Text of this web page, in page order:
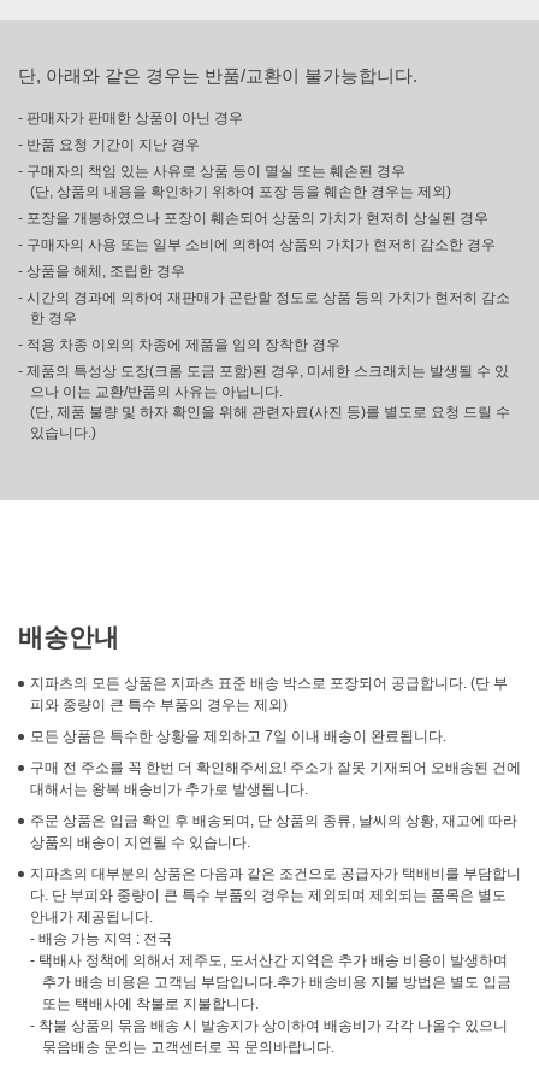
단, 아래와 같은 경우는 반품/교환이 불가능합니다.
- 판매자가 판매한 상품이 아닌 경우
- 반품 요청 기간이 지난 경우
- 구매자의 책임 있는 사유로 상품 등이 멸실 또는 훼손된 경우
(단, 상품의 내용을 확인하기 위하여 포장 등을 훼손한 경우는 제외)
- 포장을 개봉하였으나 포장이 훼손되어 상품의 가치가 현저히 상실된 경우
- 구매자의 사용 또는 일부 소비에 의하여 상품의 가치가 현저히 감소한 경우
- 상품을 해체, 조립한 경우
- 시간의 경과에 의하여 재판매가 곤란할 정도로 상품 등의 가치가 현저히 감소
한 경우
- 적용 차종 이외의 차종에 제품을 임의 장착한 경우
- 제품의 특성상 도장(크롬 도금 포함)된 경우, 미세한 스크래치는 발생될 수 있
으나 이는 교환/반품의 사유는 아닙니다.
(단, 제품 불량 및 하자 확인을 위해 관련자료(사진 등)를 별도로 요청 드릴 수
있습니다.)
배송안내
지파츠의 모든 상품은 지파츠 표준 배송 박스로 포장되어 공급합니다. (단 부
피와 중량이 큰 특수 부품의 경우는 제외)
모든 상품은 특수한 상황을 제외하고 7일 이내 배송이 완료됩니다.
구매 전 주소를 꼭 한번 더 확인해주세요! 주소가 잘못 기재되어 오배송된 건에
대해서는 왕복 배송비가 추가로 발생됩니다.
주문 상품은 입금 확인 후 배송되며, 단 상품의 종류, 날씨의 상황, 재고에 따라
상품의 배송이 지연될 수 있습니다.
지파츠의 대부분의 상품은 다음과 같은 조건으로 공급자가 택배비를 부담합니
다. 단 부피와 중량이 큰 특수 부품의 경우는 제외되며 제외되는 품목은 별도
안내가 제공됩니다.
- 배송 가능 지역 : 전국
- 택배사 정책에 의해서 제주도, 도서산간 지역은 추가 배송 비용이 발생하며
추가 배송 비용은 고객님 부담입니다.추가 배송비용 지불 방법은 별도 입금
또는 택배사에 착불로 지불합니다.
- 착불 상품의 묶음 배송 시 발송지가 상이하여 배송비가 각각 나올수 있으니
묶음배송 문의는 고객센터로 꼭 문의바랍니다.